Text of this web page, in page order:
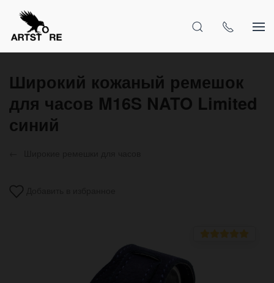
Широкий кожаный ремешок
для часов M16S NATO Limited
синий